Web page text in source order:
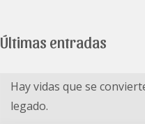
Últimas entradas
Hay vidas que se
legado.